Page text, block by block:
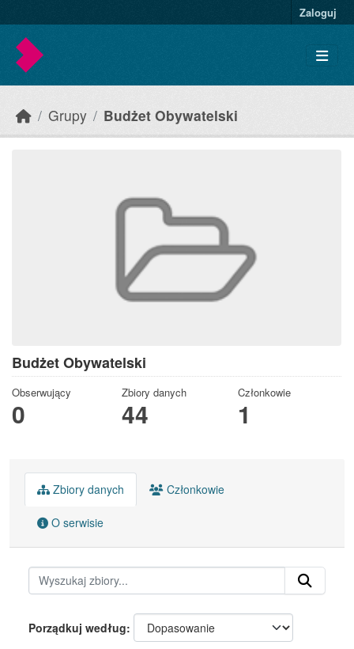
Zaloguj
Grupy Budżet Obywatelski
Budżet Obywatelski
Obserwujący
0
Zbiory danych
44
Członkowie
1
Zbiory danych Członkowie
O serwisie
Porządkuj według